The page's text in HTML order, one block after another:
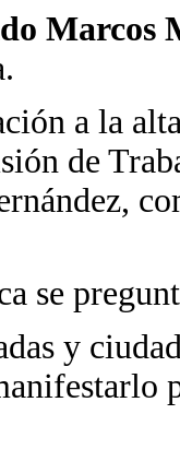
Marcos
a la
de
se
y